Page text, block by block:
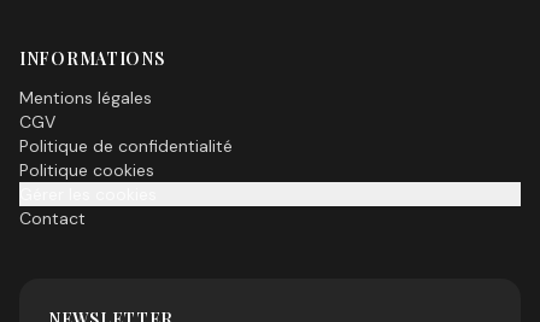
INFORMATIONS
Mentions légales
CGV
Politique de confidentialité
Politique cookies
Contact